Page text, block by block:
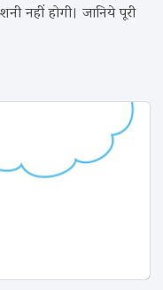
नहीं होगी। जानिये पूरी